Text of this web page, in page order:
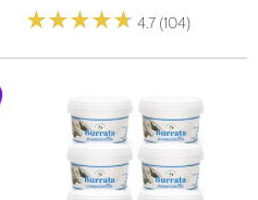
★★★★★
★★★★★ 4.7 (104)